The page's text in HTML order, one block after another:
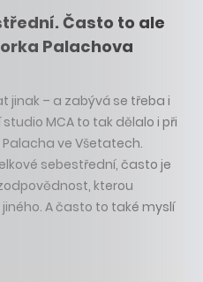
Často to ale
Palachova
jinak – a zabývá se třeba i
MCA to tak dělalo i při
ve Všetatech.
sebestřední, často je
kterou
A často to také myslí